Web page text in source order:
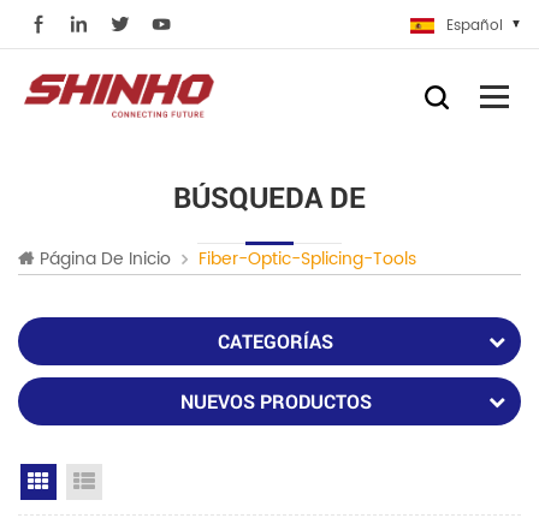
Español
BÚSQUEDA DE
Página De Inicio Fiber-Optic-Splicing-Tools
CATEGORÍAS
NUEVOS PRODUCTOS
Grid View